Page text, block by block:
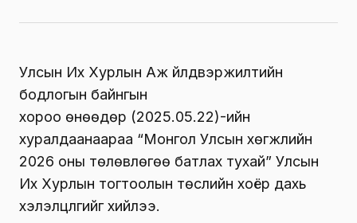
Улсын Их Хурлын Аж үйлдвэржилтийн
бодлогын байнгын
хороо өнөөдөр (2025.05.22)-ийн
хуралдаанаараа “Монгол Улсын хөгжлийн
2026 оны төлөвлөгөө батлах тухай” Улсын
Их Хурлын тогтоолын төслийн хоёр дахь
хэлэлцүүлгийг хийлээ.